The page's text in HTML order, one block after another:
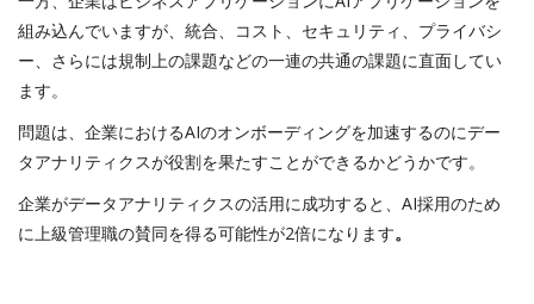
組み込んでいますが、統合、コスト、セキュリティ、プライバシ
ー、さらには規制上の課題などの一連の共通の課題に直面してい
ます。
問題は、企業におけるAIのオンボーディングを加速するのにデー
タアナリティクスが役割を果たすことができるかどうかです。
企業がデータアナリティクスの活用に成功すると、AI採用のため
に上級管理職の賛同を得る可能性が2倍になります。